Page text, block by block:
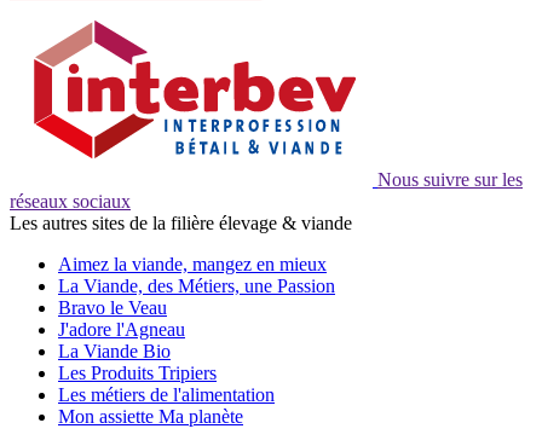
Nous suivre sur les
réseaux sociaux
Les autres sites de la filière élevage & viande
Aimez la viande, mangez en mieux
La Viande, des Métiers, une Passion
Bravo le Veau
J'adore l'Agneau
La Viande Bio
Les Produits Tripiers
Les métiers de l'alimentation
Mon assiette Ma planète